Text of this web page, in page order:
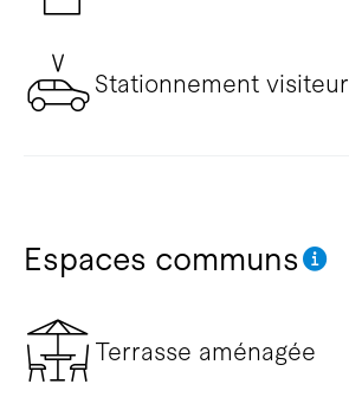
Stationnement visiteur
Espaces communs
Terrasse aménagée